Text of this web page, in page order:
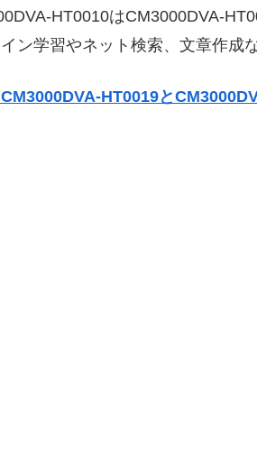
HT0010はCM3000DVA-
ン学習やネット検索、文章作成
CM3000DVA-HT0019と